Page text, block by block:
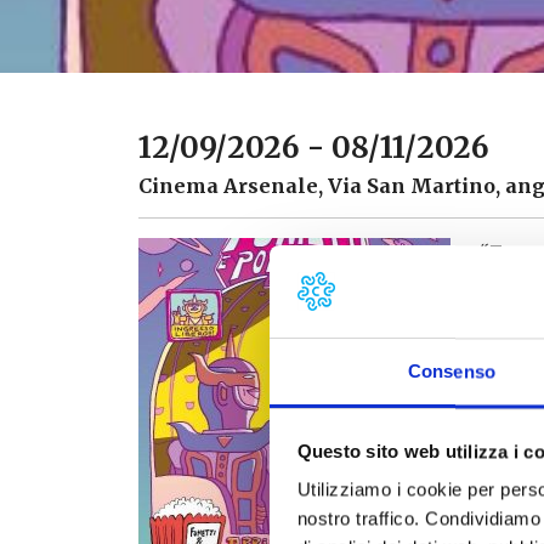
Consenso
Questo sito web utilizza i
Utilizziamo i cookie per
nostro traffico.
12/09/2026 - 08/11/2026
Cinema Arsenale, Via San Martino,
“
firma-
della